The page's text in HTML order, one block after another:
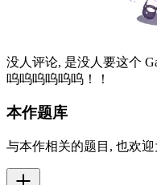
没人评论, 是没人要这个
呜呜呜呜呜呜！！
本作题库
与本作相关的题目, 也欢